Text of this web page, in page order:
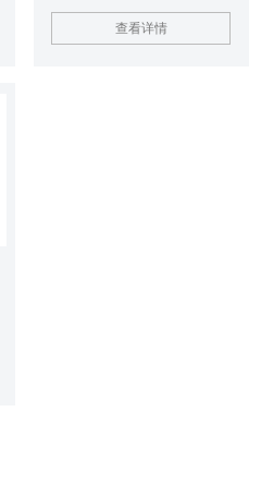
修/二次元维修/二次元高度仪维修/
二次元影相测量仪维修/投影仪维
查看详情